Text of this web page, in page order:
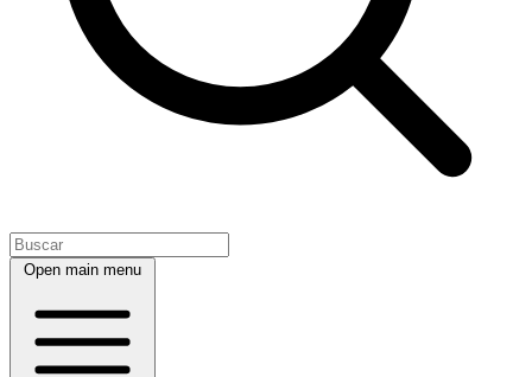
Open main menu